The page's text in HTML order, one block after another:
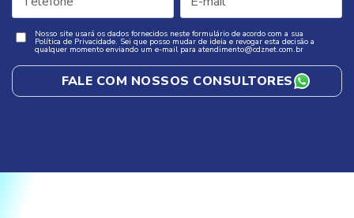
Nosso site usará os dados fornecidos neste formulário de acordo com a sua
Política de Privacidade. Sei que posso mudar de ideia e revogar esta decisão a
qualquer momento enviando um e-mail para atendimento@cdznet.com.br